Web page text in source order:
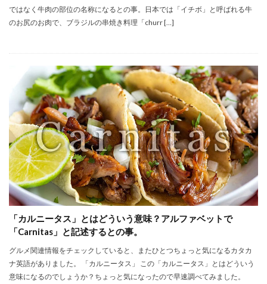
ではなく牛肉の部位の名称になるとの事。日本では「イチボ」と呼ばれる牛
のお尻のお肉で、ブラジルの串焼き料理「churr […]
「カルニータス」とはどういう意味？アルファベットで
「Carnitas」と記述するとの事。
グルメ関連情報をチェックしていると、またひとつちょっと気になるカタカ
ナ英語がありました。 「カルニータス」 この「カルニータス」とはどういう
意味になるのでしょうか？ちょっと気になったので早速調べてみました。